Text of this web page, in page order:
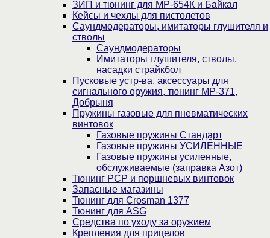
ЗИП и тюнинг для МР-654К и Байкал
Кейсы и чехлы для пистолетов
Саундмодераторы, имитаторы глушителя и
стволы
Саундмодераторы
Имитаторы глушителя, стволы,
насадки страйкбол
Пусковые устр-ва, аксессуары для
сигнального оружия, тюнинг МР-371,
Добрыня
Пружины газовые для пневматических
винтовок
Газовые пружины Стандарт
Газовые пружины УСИЛЕННЫЕ
Газовые пружины усиленные,
обслуживаемые (заправка Азот)
Тюнинг PCP и поршневых винтовок
Запасные магазины
Тюнинг для Crosman 1377
Тюнинг для ASG
Средства по уходу за оружием
Крепления для прицелов